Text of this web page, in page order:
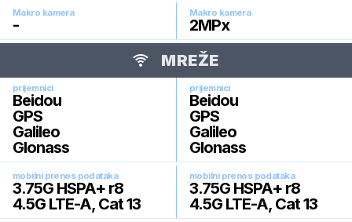
Makro kamera
-
Makro kamera
2MPx
MREŽE
prijemnici
Beidou
GPS
Galileo
Glonass
prijemnici
Beidou
GPS
Galileo
Glonass
mobilni prenos podataka
3.75G HSPA+ r8
4.5G LTE-A, Cat 13
mobilni prenos podataka
3.75G HSPA+ r8
4.5G LTE-A, Cat 13